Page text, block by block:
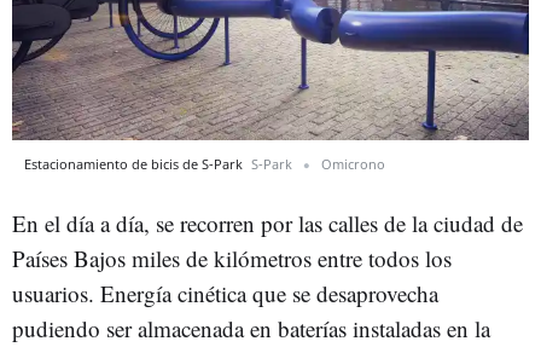
Estacionamiento de bicis de S-Park S-Park Omicrono
En el día a día, se recorren por las calles de la ciudad de
Países Bajos miles de kilómetros entre todos los
usuarios. Energía cinética que se desaprovecha
pudiendo ser almacenada en baterías instaladas en la